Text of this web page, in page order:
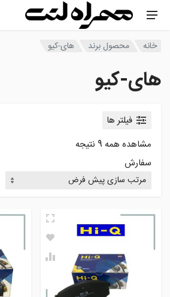
خانه محصول برند های-کیو
های-کیو
فیلتر ها
مشاهده همه 9 نتیجه
سفارش